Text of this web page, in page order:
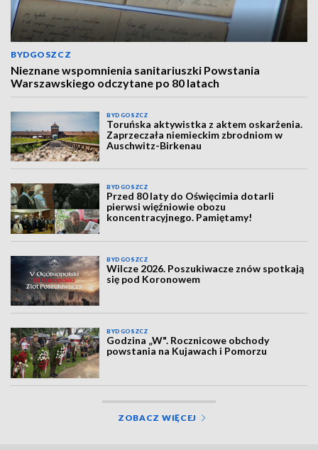
BYDGOSZCZ
Nieznane wspomnienia sanitariuszki Powstania
Warszawskiego odczytane po 80 latach
BYDGOSZCZ
Toruńska aktywistka z aktem oskarżenia.
Zaprzeczała niemieckim zbrodniom w
Auschwitz-Birkenau
BYDGOSZCZ
Przed 80 laty do Oświęcimia dotarli
pierwsi więźniowie obozu
koncentracyjnego. Pamiętamy!
BYDGOSZCZ
Wilcze 2026. Poszukiwacze znów spotkają
się pod Koronowem
BYDGOSZCZ
Godzina „W". Rocznicowe obchody
powstania na Kujawach i Pomorzu
ZOBACZ WIĘCEJ